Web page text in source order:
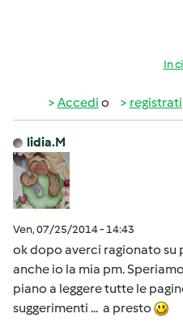
In
Accedi o registrati
lidia.M
Ven, 07/25/2014 - 14:43
ok dopo averci ragionato su
anche io la mia pm.
piano a leggere tutte le
suggerimenti ... a presto